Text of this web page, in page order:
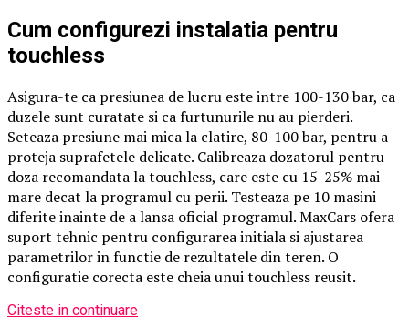
Cum configurezi instalatia pentru
touchless
Asigura-te ca presiunea de lucru este intre 100-130 bar, ca
duzele sunt curatate si ca furtunurile nu au pierderi.
Seteaza presiune mai mica la clatire, 80-100 bar, pentru a
proteja suprafetele delicate. Calibreaza dozatorul pentru
doza recomandata la touchless, care este cu 15-25% mai
mare decat la programul cu perii. Testeaza pe 10 masini
diferite inainte de a lansa oficial programul. MaxCars ofera
suport tehnic pentru configurarea initiala si ajustarea
parametrilor in functie de rezultatele din teren. O
configuratie corecta este cheia unui touchless reusit.
Citeste in continuare